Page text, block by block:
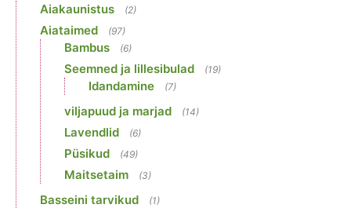
Aiakaunistus (2)
Aiataimed (97)
Bambus (6)
Seemned ja lillesibulad (19)
Idandamine (7)
viljapuud ja marjad (14)
Lavendlid (6)
Püsikud (49)
Maitsetaim (3)
Basseini tarvikud (1)